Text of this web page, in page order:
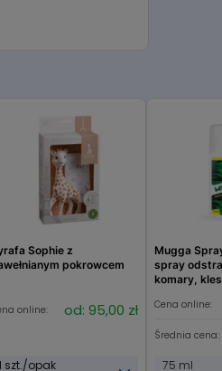
Sophie z
pokrowcem
online: od: 95,00 zł
szt./opak
Mugga
spray
komary,
Cena online:
Średnia cena:
75 ml